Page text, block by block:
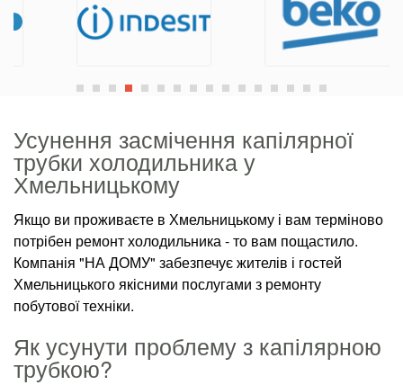
Усунення засмічення капілярної
трубки холодильника у
Хмельницькому
Якщо ви проживаєте в Хмельницькому і вам терміново
потрібен ремонт холодильника - то вам пощастило.
Компанія "НА ДОМУ" забезпечує жителів і гостей
Хмельницького якісними послугами з ремонту
побутової техніки.
Як усунути проблему з капілярною
трубкою?